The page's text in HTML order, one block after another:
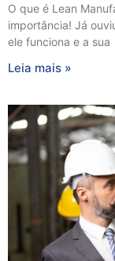
O que é Lean
importância! Já
ele funciona e a sua
Leia mais »